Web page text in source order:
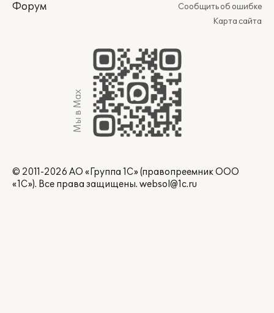
Форум
Сообщить об ошибке
Карта сайта
Мы в Max
© 2011-2026 АО «Группа 1С» (правопреемник ООО
«1С»). Все права защищены. websol@1c.ru